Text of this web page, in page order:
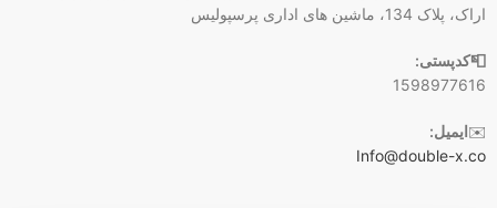
اراک، پلاک 134، ماشین های اداری پرسپولیس
📮کدپستی:
1598977616
✉️ایمیل:
Info@double-x.co